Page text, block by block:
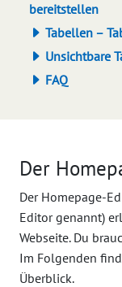
bereitstellen
Tabellen –
Unsichtbare
FAQ
Der
Der Homepage-
Editor genannt)
Webseite. Du
Im Folgenden
Überblick.